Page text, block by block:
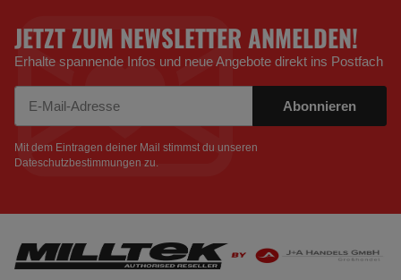
JETZT ZUM NEWSLETTER ANMELDEN!
Erhalte spannende Infos und neue Angebote direkt ins Postfach
Abonnieren
Mit dem Eintragen deiner Mail stimmst du unseren
Dateschutzbestimmungen zu.